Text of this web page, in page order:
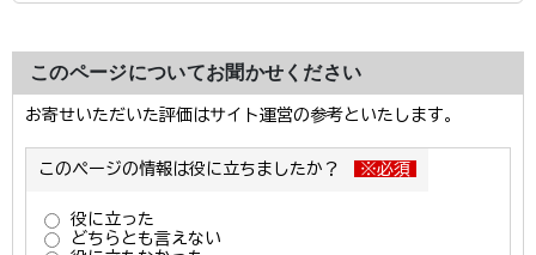
このページについてお聞かせください